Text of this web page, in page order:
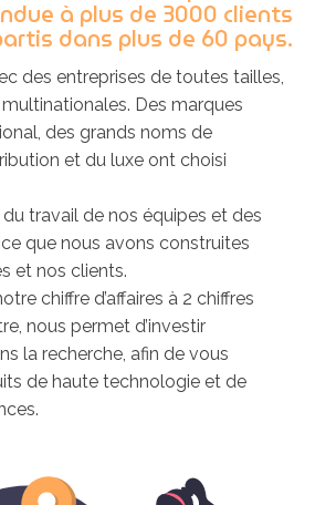
à plus de 3000 clients
dans plus de 60 pays.
des entreprises de toutes tailles,
multinationales. Des marques
des grands noms de
et du luxe ont choisi
travail de nos équipes et des
que nous avons construites
et nos clients.
chiffre d’affaires à 2 chiffres
nous permet d’investir
la recherche, afin de vous
de haute technologie et de